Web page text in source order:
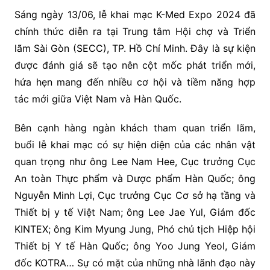
Sáng ngày 13/06, lễ khai mạc K-Med Expo 2024 đã
chính thức diễn ra tại Trung tâm Hội chợ và Triển
lãm Sài Gòn (SECC), TP. Hồ Chí Minh. Đây là sự kiện
được đánh giá sẽ tạo nên cột mốc phát triển mới,
hứa hẹn mang đến nhiều cơ hội và tiềm năng hợp
tác mới giữa Việt Nam và Hàn Quốc.
Bên cạnh hàng ngàn khách tham quan triển lãm,
buổi lễ khai mạc có sự hiện diện của các nhân vật
quan trọng như ông Lee Nam Hee, Cục trưởng Cục
An toàn Thực phẩm và Dược phẩm Hàn Quốc; ông
Nguyễn Minh Lợi, Cục trưởng Cục Cơ sở hạ tầng và
Thiết bị y tế Việt Nam; ông Lee Jae Yul, Giám đốc
KINTEX; ông Kim Myung Jung, Phó chủ tịch Hiệp hội
Thiết bị Y tế Hàn Quốc; ông Yoo Jung Yeol, Giám
đốc KOTRA… Sự có mặt của những nhà lãnh đạo này